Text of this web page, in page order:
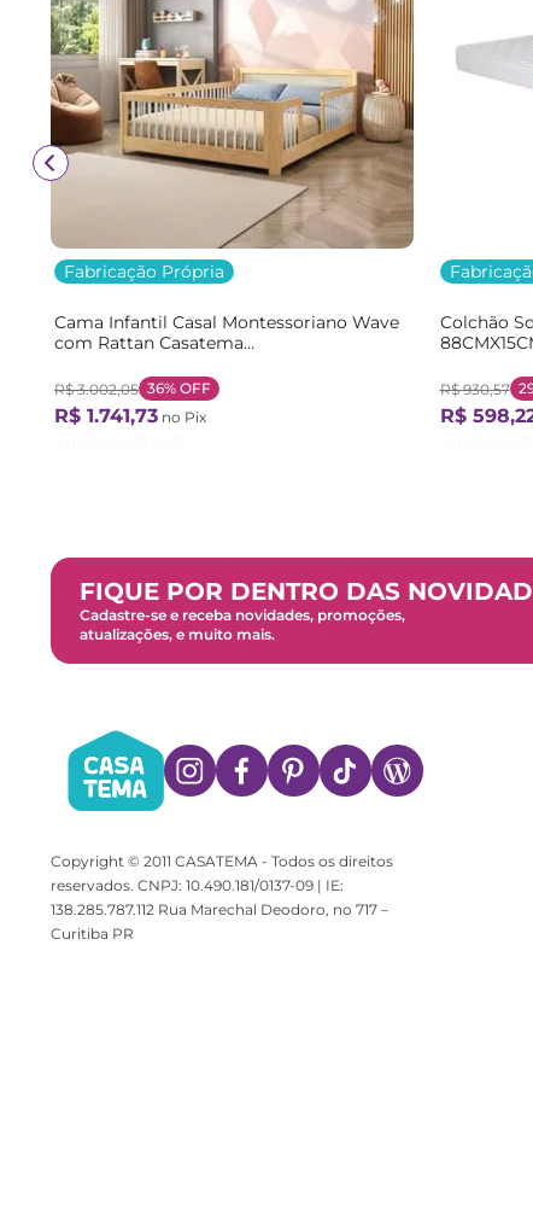
Fabricação Própria
Cama Infantil Casal Montessoriano Wave
com Rattan Casatema
R$ 3.002,05 36% OFF
R$ 1.741,73 no Pix
Colchão
R$ 930,57
R$ 598,
FIQUE POR DENTRO DAS
Cadastre-se e receba novidades, promoções,
atualizações, e muito mais.
Copyright © 2011 CASATEMA - Todos os direitos
reservados. CNPJ: 10.490.181/0137-09 | IE:
138.285.787.112 Rua Marechal Deodoro, no 717 –
Curitiba PR